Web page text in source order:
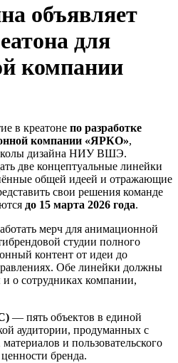
объявляет
для
компании
в креатоне по разработке
компании «ЯРКО»,
дизайна НИУ ВШЭ.
две концептуальные линейки
общей идеей и отражающие
свои решения команде
до 15 марта 2026 года.
мерч для анимационной
студии полного
контент от идеи до
Обе линейки должны
о сотрудниках компании,
— пять объектов в единой
аудитории, продуманных с
и пользовательского
бренда.